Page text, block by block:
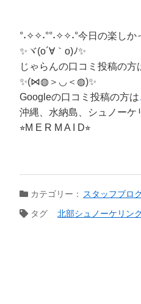
°˖✧✧˖°°˖✧✧˖°今日の楽し
✨ヾ(o´∀｀o)ﾉ✨
じゃらんの口コミ投稿の方
✨(⋈◍＞◡＜◍)✨
Googleの口コミ投稿の方は
沖縄、水納島、シュノー
⭐︎M E R M A I D⭐︎
カテゴリー： スタッフブロ
タグ
北部シュノーケリン